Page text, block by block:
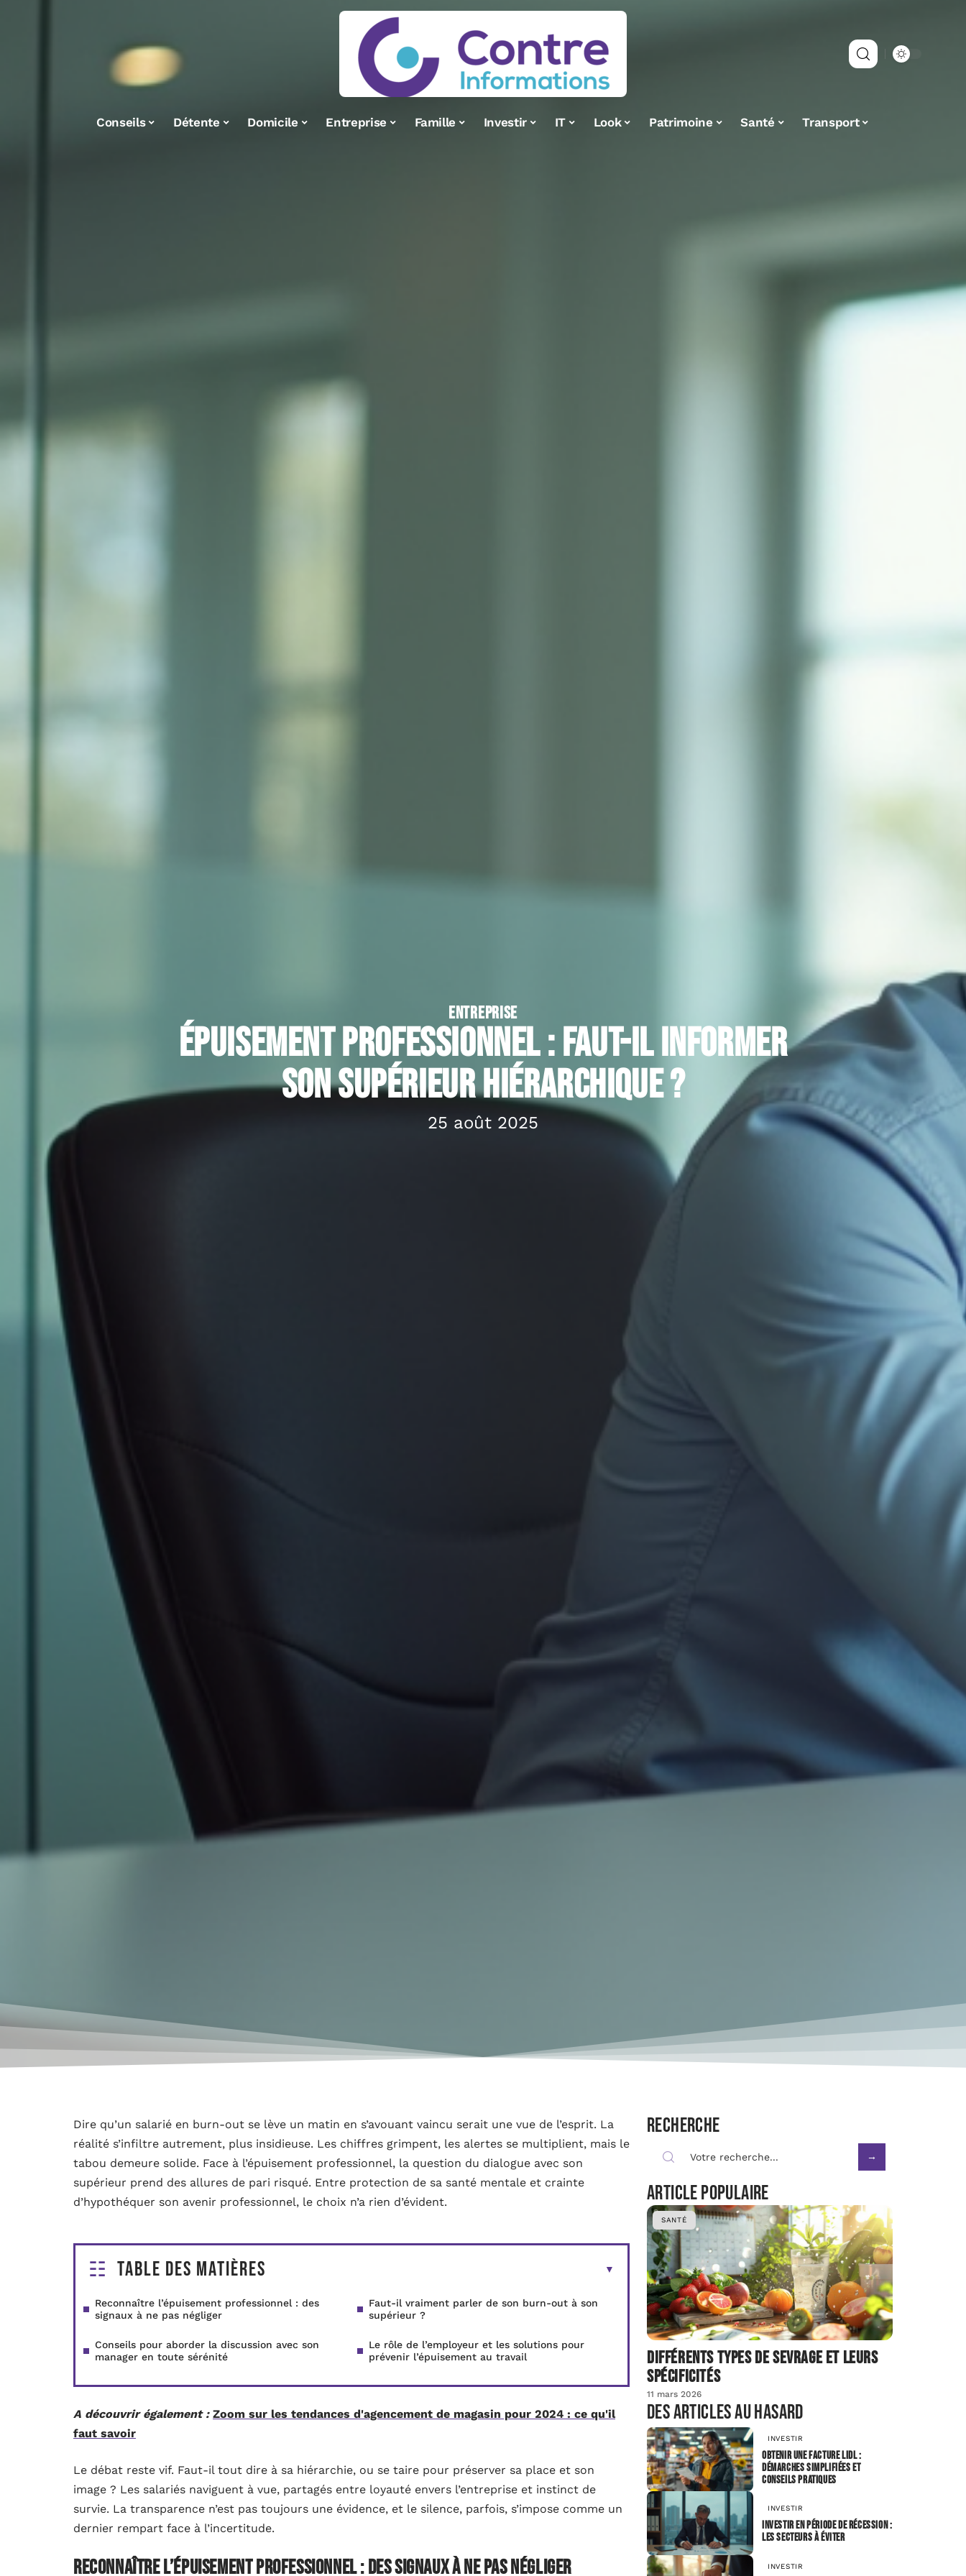
Conseils Détente Domicile Entreprise Famille Investir IT Look Patrimoine Santé Transport
ENTREPRISE
Épuisement professionnel : faut-il informer
son supérieur hiérarchique ?
25 août 2025
Dire qu’un salarié en burn-out se lève un matin en s’avouant vaincu serait une vue de l’esprit. La
réalité s’infiltre autrement, plus insidieuse. Les chiffres grimpent, les alertes se multiplient, mais le
tabou demeure solide. Face à l’épuisement professionnel, la question du dialogue avec son
supérieur prend des allures de pari risqué. Entre protection de sa santé mentale et crainte
d’hypothéquer son avenir professionnel, le choix n’a rien d’évident.
Table des matières
Reconnaître l’épuisement professionnel : des
signaux à ne pas négliger
Faut-il vraiment parler de son burn-out à son
supérieur ?
Conseils pour aborder la discussion avec son
manager en toute sérénité
Le rôle de l’employeur et les solutions pour
prévenir l’épuisement au travail
A découvrir également : Zoom sur les tendances d'agencement de magasin pour 2024 : ce qu'il
faut savoir
Le débat reste vif. Faut-il tout dire à sa hiérarchie, ou se taire pour préserver sa place et son
image ? Les salariés naviguent à vue, partagés entre loyauté envers l’entreprise et instinct de
survie. La transparence n’est pas toujours une évidence, et le silence, parfois, s’impose comme un
dernier rempart face à l’incertitude.
Reconnaître l’épuisement professionnel : des signaux à ne pas négliger
Recherche
Article populaire
SANTÉ
Différents types de sevrage et leurs
spécificités
11 mars 2026
Des articles au hasard
INVESTIR
Obtenir une facture Lidl :
démarches simplifiées et
conseils pratiques
INVESTIR
Investir en période de récession :
les secteurs à éviter
INVESTIR